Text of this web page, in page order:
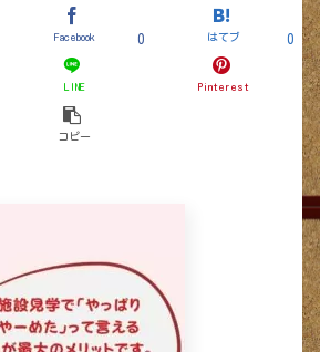
Facebook 0 はてブ 0
LINE Pinterest
コピー